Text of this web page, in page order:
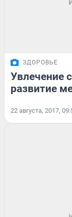
ЗДОРОВЬЕ
Увлечение
развитие
22 августа, 2017,